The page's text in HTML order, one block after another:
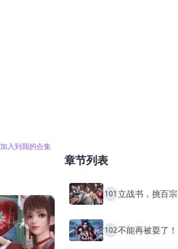
加入到我的合集
章节列表
101 立战书，挑百宗
102不能再被耍了！